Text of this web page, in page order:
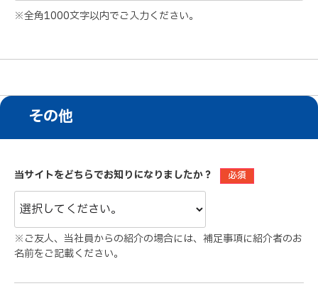
※全角1000文字以内でご入力ください。
その他
当サイトをどちらでお知りになりましたか？ 必須
※ご友人、当社員からの紹介の場合には、補足事項に紹介者のお
名前をご記載ください。